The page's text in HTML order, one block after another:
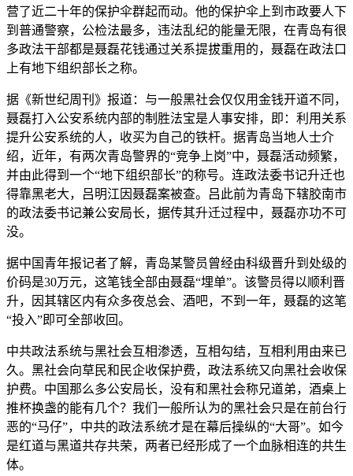
营了近二十年的保护伞群起而动。他的保护伞上到市政要人下
到普通警察，公检法最多，违法乱纪的能量无限，在青岛有很
多政法干部都是聂磊花钱通过关系提拔重用的，聂磊在政法口
上有地下组织部长之称。
据《新世纪周刊》报道：与一般黑社会仅仅用金钱开道不同，
聂磊打入公安系统内部的制胜法宝是人事安排，即：利用关系
提升公安系统的人，收买为自己的铁杆。据青岛当地人士介
绍，近年，有两次青岛警界的“竞争上岗”中，聂磊活动频繁，
并由此得到一个“地下组织部长”的称号。连政法委书记升迁也
得靠黑老大，吕明江因聂磊案被查。吕此前为青岛下辖胶南市
的政法委书记兼公安局长，据传其升迁过程中，聂磊亦功不可
没。
据中国青年报记者了解，青岛某警员曾经由科级晋升到处级的
价码是30万元，这笔钱全部由聂磊“埋单”。该警员得以顺利晋
升，因其辖区内有众多夜总会、酒吧，不到一年，聂磊的这笔
“投入”即可全部收回。
中共政法系统与黑社会互相渗透，互相勾结，互相利用由来已
久。黑社会向草民和民企收保护费，政法系统又向黑社会收保
护费。中国那么多公安局长，没有和黑社会称兄道弟，酒桌上
推杯换盏的能有几个？我们一般所认为的黑社会只是在前台行
恶的“马仔”，中共的政法系统才是在幕后操纵的“大哥”。如今
是红道与黑道共存共荣，两者已经形成了一个血脉相连的共生
体。